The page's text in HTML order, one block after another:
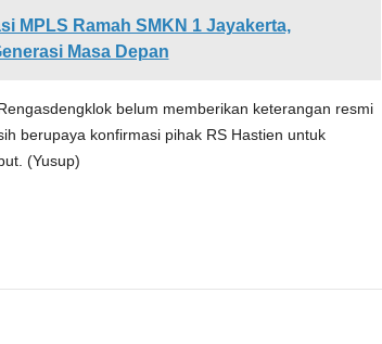
MPLS Ramah SMKN 1 Jayakerta,
Masa Depan
belum memberikan keterangan resmi
berupaya konfirmasi pihak RS Hastien untuk
(Yusup)